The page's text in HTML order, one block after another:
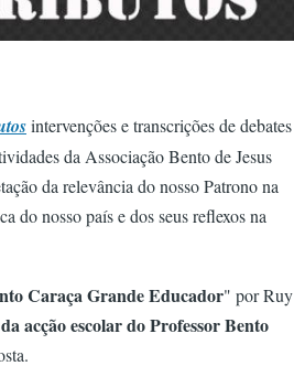
intervenções e transcrições de debates
da Associação Bento de Jesus
da relevância do nosso Patrono na
do nosso país e dos seus reflexos na
Caraça Grande Educador" por Ruy
acção escolar do Professor Bento